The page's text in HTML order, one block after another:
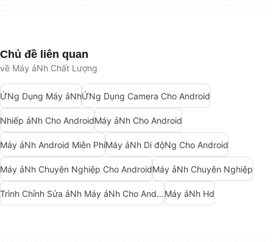
Chủ đề liên quan
về Máy ảNh Chất Lượng
ỨNg Dụng Máy ảNhỨNg Dụng Camera Cho Android
Nhiếp ảNh Cho AndroidMáy ảNh Cho Android
Máy ảNh Android Miễn PhíMáy ảNh Di độNg Cho Android
Máy ảNh Chuyên Nghiệp Cho AndroidMáy ảNh Chuyên Nghiệp
Trình Chỉnh Sửa ảNh Máy ảNh Cho AndroidMáy ảNh Hd